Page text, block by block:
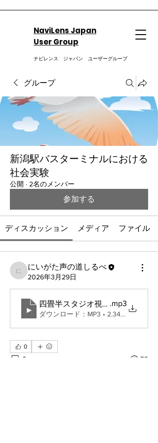
NaviLens Japan
User Group
ナビレンス ジャパン ユーザーグループ
グループ
新潟駅バスターミナルにおける
社会実験
公開 · 2名のメンバー
参加する
ディスカッション メディア ファイル
にいがた声の道しるべ
にいがた声の道しるべ
2026年3月29日
四畳半スタジオ視聴者の反応
.mp3
ダウンロード：MP3 • 2.34MB
0
0 52